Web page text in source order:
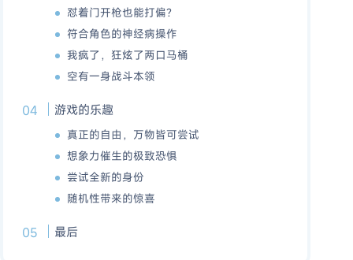
怼着门开枪也能打偏？
符合角色的神经病操作
我疯了，狂炫了两口马桶
空有一身战斗本领
游戏的乐趣
真正的自由，万物皆可尝试
想象力催生的极致恐惧
尝试全新的身份
随机性带来的惊喜
最后